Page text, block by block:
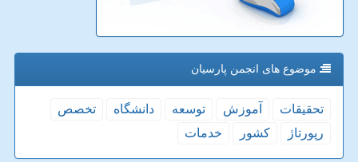
موضوع های انجمن پارسیان
تحقیقات آموزش توسعه دانشگاه
تخصص
رپورتاژ
كشور خدمات